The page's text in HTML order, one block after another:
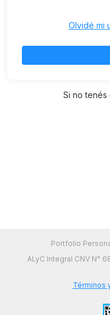
Olvidé mi
Si no tenés
Portfolio
ALyC Integral CNV N°
Términos